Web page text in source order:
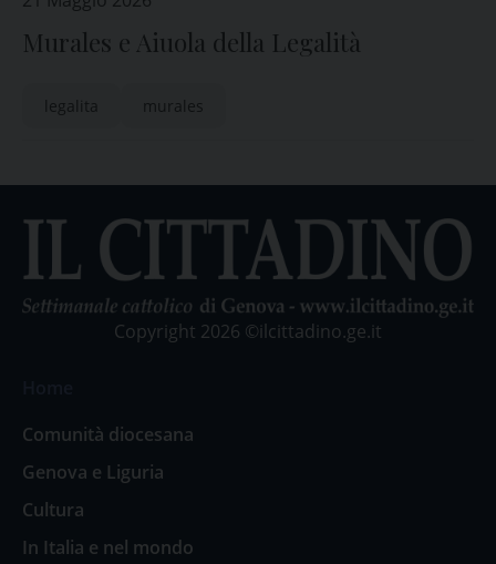
Murales e Aiuola della Legalità
legalita murales
Copyright 2026 ©ilcittadino.ge.it
Comunità diocesana
Genova e Liguria
Cultura
In Italia e nel mondo